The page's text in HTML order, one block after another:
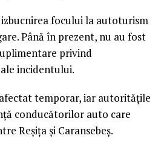
izbucnirea focului la autoturism
Până în prezent, nu au fost
privind
incidentului.
temporar, iar autoritățile
conducătorilor auto care
Reșița și Caransebeș.